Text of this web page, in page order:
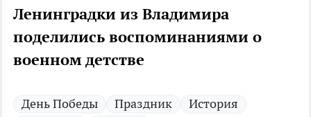
Ленинградки из Владимира
поделились воспоминаниями о
военном детстве
День Победы Праздник
История